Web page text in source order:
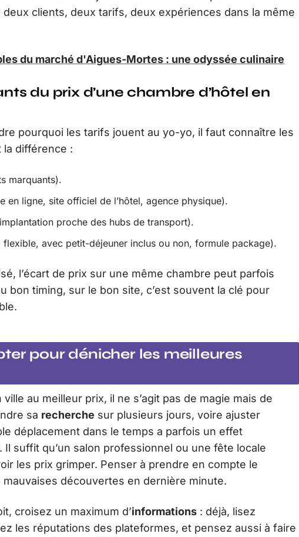
deux clients, deux tarifs, deux expériences dans la même
du marché d'Aigues-Mortes : une odyssée culinaire
du prix d’une chambre d’hôtel en
pourquoi les tarifs jouent au yo-yo, il faut connaître les
la différence :
marquants).
en ligne, site officiel de l’hôtel, agence physique).
proche des hubs de transport).
flexible, avec petit-déjeuner inclus ou non, formule package).
l’écart de prix sur une même chambre peut parfois
bon timing, sur le bon site, c’est souvent la clé pour
pour dénicher les meilleures
ville au meilleur prix, il ne s’agit pas de magie mais de
sa recherche sur plusieurs jours, voire ajuster
déplacement dans le temps a parfois un effet
suffit qu’un salon professionnel ou une fête locale
les prix grimper. Penser à prendre en compte le
mauvaises découvertes en dernière minute.
croisez un maximum d’informations : déjà, lisez
les réputations des plateformes, et pensez aussi à faire